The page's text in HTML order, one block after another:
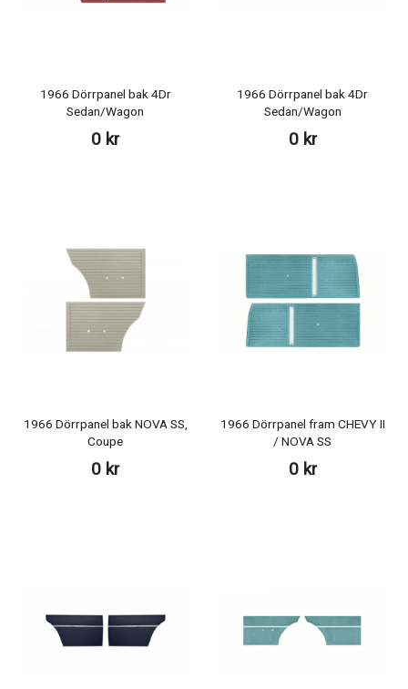
1966 Dörrpanel bak 4Dr
Sedan/Wagon
0 kr
1966 Dörrpanel bak 4Dr
Sedan/Wagon
0 kr
1966 Dörrpanel bak NOVA SS,
Coupe
0 kr
1966 Dörrpanel fram CHEVY II
/ NOVA SS
0 kr